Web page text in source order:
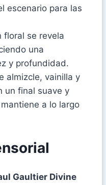
escenario para las
floral se revela
una
y profundidad.
almizcle, vainilla y
un final suave y
a lo largo
Gaultier Divine